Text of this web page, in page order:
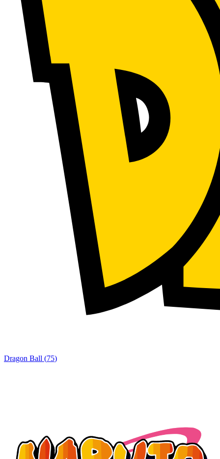
Dragon Ball (75)